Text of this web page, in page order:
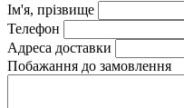
Ім'я, прізвище
Телефон
Адреса доставки
Побажання до замовлення